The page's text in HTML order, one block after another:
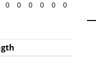
0 0 0 0 0 0